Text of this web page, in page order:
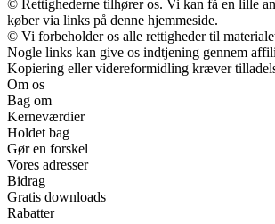
© Rettighederne tilhører os. Vi kan få en lille
køber via links på denne hjemmeside.
© Vi forbeholder os alle rettigheder til
Nogle links kan give os indtjening gennem
Kopiering eller videreformidling kræver
Om os
Bag om
Kerneværdier
Holdet bag
Gør en forskel
Vores adresser
Bidrag
Gratis downloads
Rabatter